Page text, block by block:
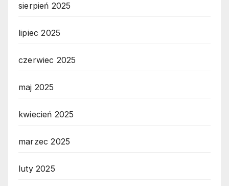
sierpień 2025
lipiec 2025
czerwiec 2025
maj 2025
kwiecień 2025
marzec 2025
luty 2025